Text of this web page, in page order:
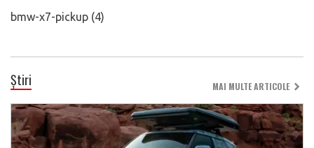
bmw-x7-pickup (4)
Știri MAI MULTE ARTICOLE